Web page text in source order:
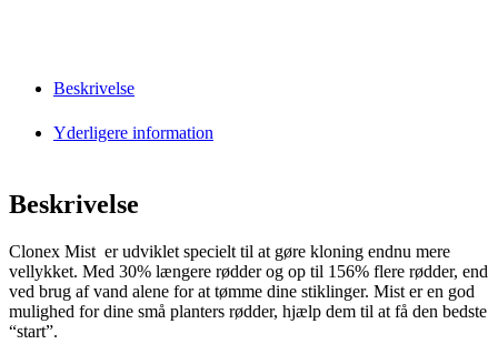
Beskrivelse
Yderligere information
Beskrivelse
Clonex Mist er udviklet specielt til at gøre kloning endnu mere
vellykket. Med 30% længere rødder og op til 156% flere rødder, end
ved brug af vand alene for at tømme dine stiklinger. Mist er en god
mulighed for dine små planters rødder, hjælp dem til at få den bedste
“start”.